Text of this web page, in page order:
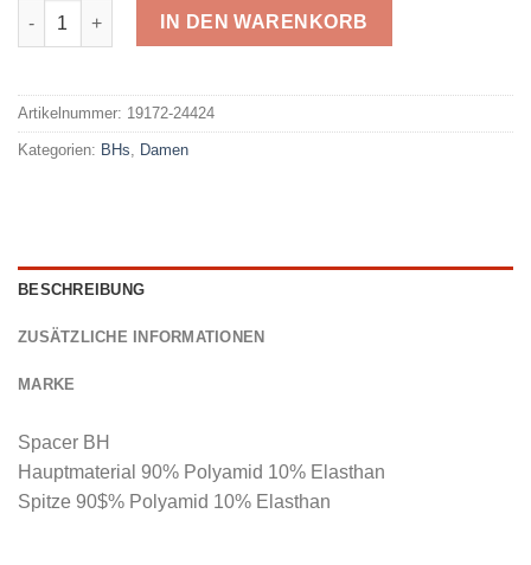
Sassa Spacer BH 24424 Menge
IN DEN WARENKORB
Artikelnummer: 19172-24424
Kategorien: BHs Damen
BESCHREIBUNG
ZUSÄTZLICHE INFORMATIONEN
MARKE
Spacer BH
Hauptmaterial 90% Polyamid 10% Elasthan
Spitze 90$% Polyamid 10% Elasthan